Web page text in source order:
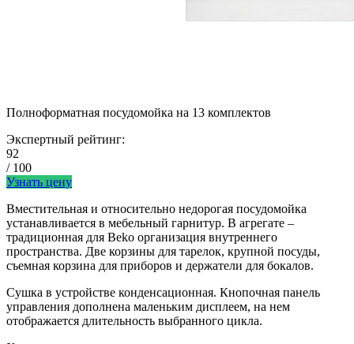
Полноформатная посудомойка на 13 комплектов
Экспертный рейтинг:
92
/ 100
Узнать цену
Вместительная и относительно недорогая посудомойка
устанавливается в мебельный гарнитур. В агрегате –
традиционная для Beko организация внутреннего
пространства. Две корзины для тарелок, крупной посуды,
съемная корзина для приборов и держатели для бокалов.
Сушка в устройстве конденсационная. Кнопочная панель
управления дополнена маленьким дисплеем, на нем
отображается длительность выбранного цикла.